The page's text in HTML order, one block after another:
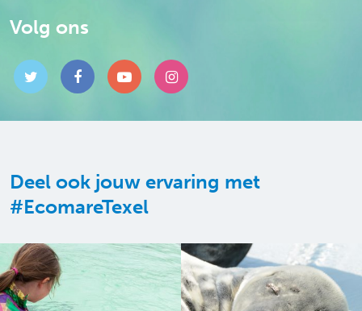
Volg ons
Deel ook jouw ervaring met
#EcomareTexel